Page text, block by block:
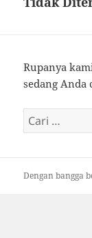
Rupanya
sedang Anda
Cari
untuk:
Dengan bangga